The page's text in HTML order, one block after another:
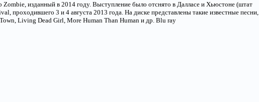
изданный в 2014 году. Выступление было отснято в Далласе и Хьюстоне (штат
проходившего 3 и 4 августа 2013 года. На диске представлены такие известные песни,
Living Dead Girl, More Human Than Human и др. Blu ray